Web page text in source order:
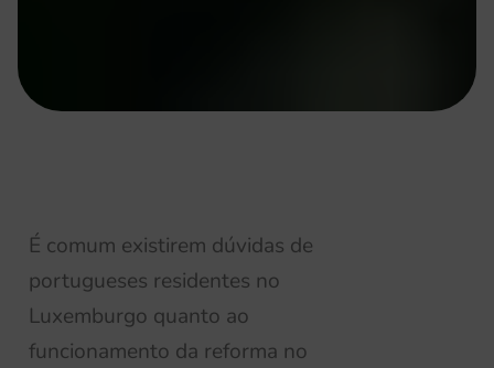
É comum existirem dúvidas de
portugueses residentes no
Luxemburgo quanto ao
funcionamento da reforma no